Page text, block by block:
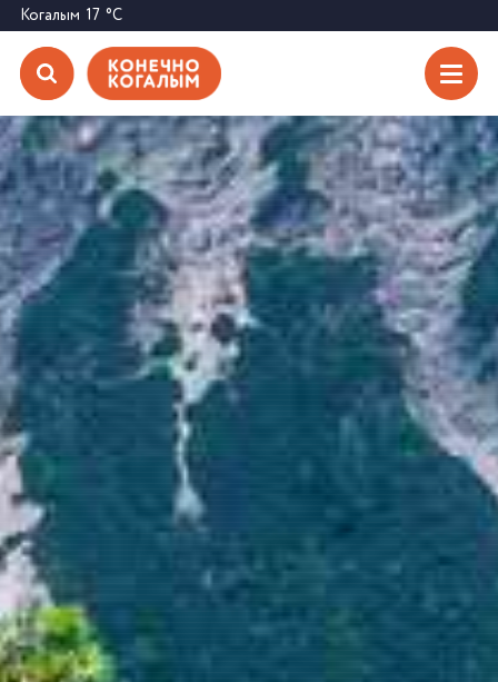
Когалым 17 °C